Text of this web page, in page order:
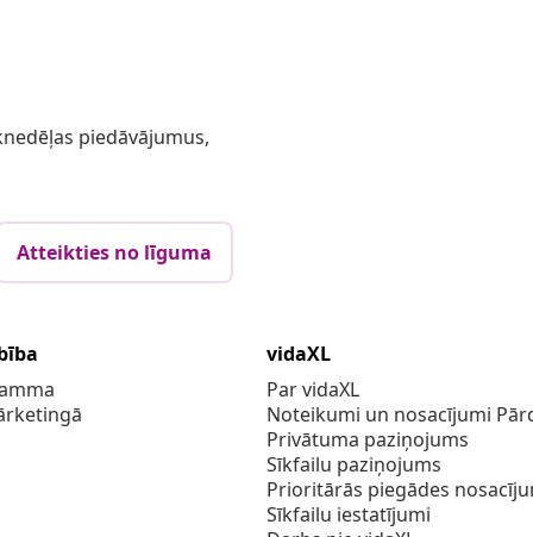
piedāvājumus,
Atteikties no līguma
vidaXL
Par vidaXL
Noteikumi un nosacījumi
Privātuma paziņojums
Sīkfailu paziņojums
Prioritārās piegādes
Sīkfailu iestatījumi